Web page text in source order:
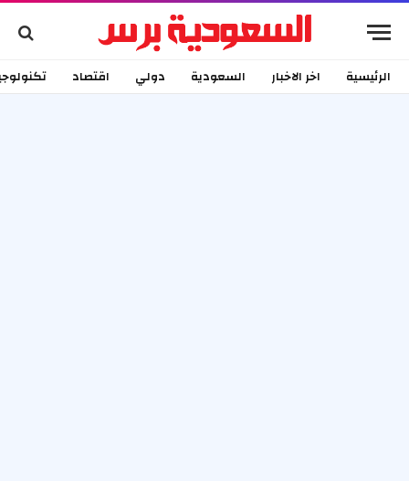
الرئيسية اخر الاخبار السعودية دولي اقتصاد